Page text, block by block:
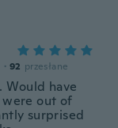
· 92 przesłane
have
out of
surprised